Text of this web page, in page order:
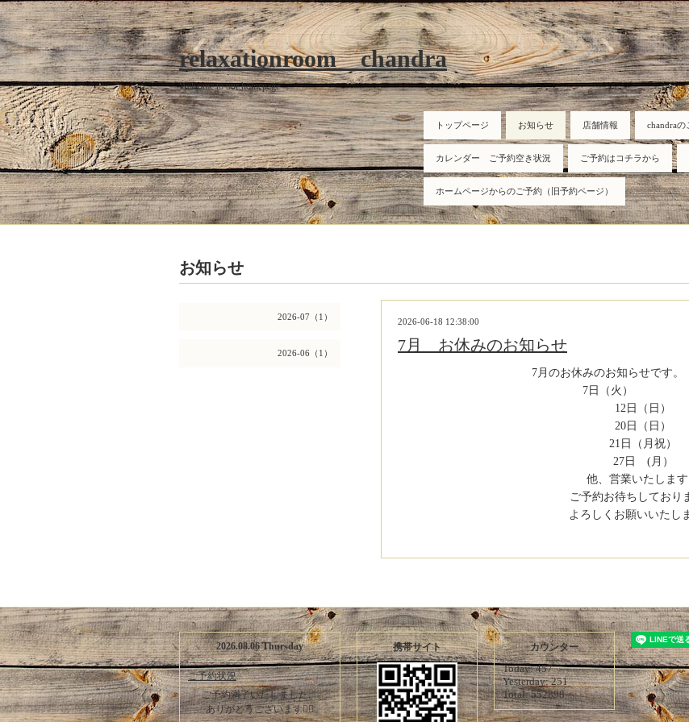
relaxationroom chandra
Welcome to our homepage
トップページ お知らせ 店舗情報 chandraの
カレンダー ご予約空き状況 ご予約はコチラから
ホームページからのご予約（旧予約ページ）
2026-07（1）
2026-06（1）
お知らせ
2026-06-18 12:38:00
7月 お休みのお知らせ
7月のお休みのお知らせです。
7日（火）
12日（日）
20日（日）
21日（月祝）
27日 (月）
他、営業いたします
ご予約お待ちしており
よろしくお願いいたし
2026.08.06 Thursday
ご予約状況
ご予約満了いたしました。
ありがとうございます🙇‍♀️
携帯サイト カウンター
Today:457
Yesterday:251
Total:552898